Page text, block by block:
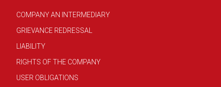
COMPANY AN INTERMEDIARY
GRIEVANCE REDRESSAL
LIABILITY
RIGHTS OF THE COMPANY
USER OBLIGATIONS